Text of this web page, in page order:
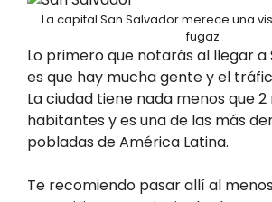
La capital San Salvador merece una
fugaz
Lo primero que notarás al llegar a
es que hay mucha gente y el
La ciudad tiene nada menos que
habitantes y es una de las más
pobladas de América Latina.
Te recomiendo pasar allí al